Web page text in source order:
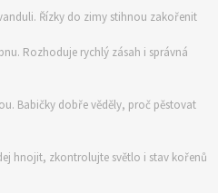
Řízky do zimy stihnou zakořenit
Rozhoduje rychlý zásah i správná
Babičky dobře věděly, proč pěstovat
hnojit, zkontrolujte světlo i stav kořenů